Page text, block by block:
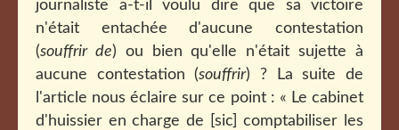
journaliste a-t-il voulu dire que sa victoire
n'était entachée d'aucune contestation
(souffrir de) ou bien qu'elle n'était sujette à
aucune contestation (souffrir) ? La suite de
l'article nous éclaire sur ce point : « Le cabinet
d'huissier en charge de [sic] comptabiliser les